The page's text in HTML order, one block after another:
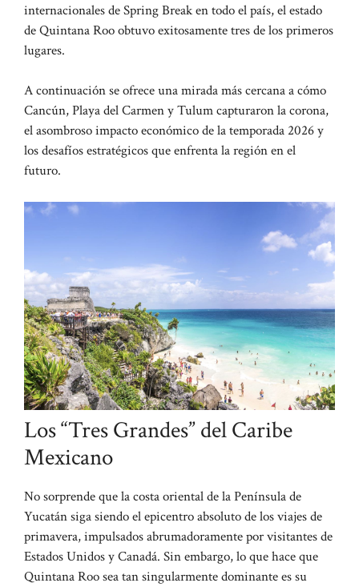
internacionales de Spring Break en todo el país, el estado
de Quintana Roo obtuvo exitosamente tres de los primeros
lugares.
A continuación se ofrece una mirada más cercana a cómo
Cancún, Playa del Carmen y Tulum capturaron la corona,
el asombroso impacto económico de la temporada 2026 y
los desafíos estratégicos que enfrenta la región en el
futuro.
Los “Tres Grandes” del Caribe
Mexicano
No sorprende que la costa oriental de la Península de
Yucatán siga siendo el epicentro absoluto de los viajes de
primavera, impulsados ​​abrumadoramente por visitantes de
Estados Unidos y Canadá. Sin embargo, lo que hace que
Quintana Roo sea tan singularmente dominante es su